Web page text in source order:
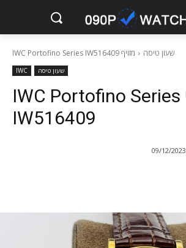
שעון טיסה מזויף IWC Portofino Series IW516409
שעון טיסה IWC
מזויף IWC Portofino Series
IW516409
09/12/2023